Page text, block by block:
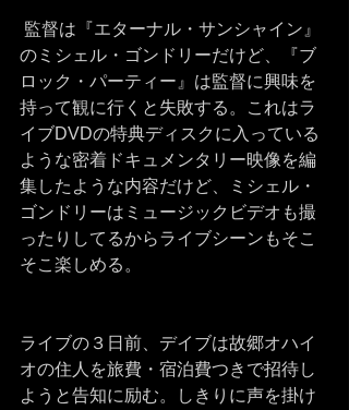
のミシェル・ゴンドリーだけど、『ブ
ロック・パーティー』は監督に興味を
持って観に行くと失敗する。これはラ
イブDVDの特典ディスクに入っている
ような密着ドキュメンタリー映像を編
集したような内容だけど、ミシェル・
ゴンドリーはミュージックビデオも撮
ったりしてるからライブシーンもそこ
そこ楽しめる。
ライブの３日前、デイブは故郷オハイ
オの住人を旅費・宿泊費つきで招待し
ようと告知に励む。しきりに声を掛け